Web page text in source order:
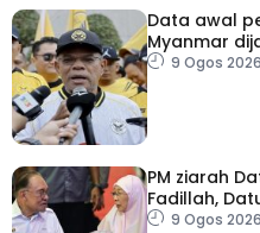
Data awal
Myanmar
diperoleh
9 Ogos
PM ziarah
Fadillah,
Sabri di IJN
9 Ogos